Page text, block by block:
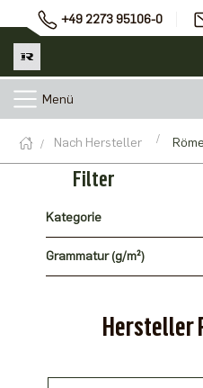
+49 2273 95106-0
Menü
Nach Hersteller
Filter
Kategorie
Grammatur (g/m²)
Hersteller